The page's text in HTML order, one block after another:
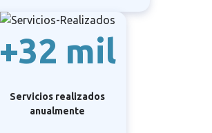
+32 mil
Servicios realizados
anualmente